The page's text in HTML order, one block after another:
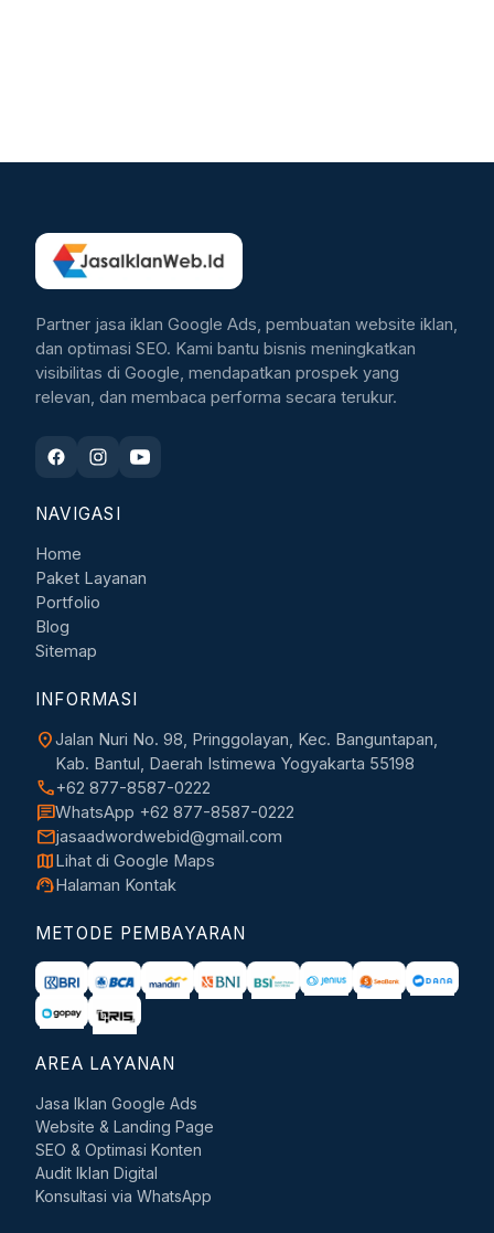
Partner jasa iklan Google Ads, pembuatan website iklan,
dan optimasi SEO. Kami bantu bisnis meningkatkan
visibilitas di Google, mendapatkan prospek yang
relevan, dan membaca performa secara terukur.
NAVIGASI
Home
Paket Layanan
Portfolio
Blog
Sitemap
INFORMASI
location_onJalan Nuri No. 98, Pringgolayan, Kec. Banguntapan,
Kab. Bantul, Daerah Istimewa Yogyakarta 55198
call+62 877-8587-0222
chatWhatsApp +62 877-8587-0222
mailjasaadwordwebid@gmail.com
mapLihat di Google Maps
support_agentHalaman Kontak
METODE PEMBAYARAN
AREA LAYANAN
Jasa Iklan Google Ads
Website & Landing Page
SEO & Optimasi Konten
Audit Iklan Digital
Konsultasi via WhatsApp